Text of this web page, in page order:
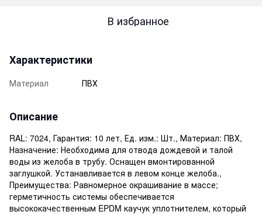
В избранное
Характеристики
Материал ПВХ
Описание
RAL: 7024, Гарантия: 10 лет, Ед. изм.: Шт., Материал: ПВХ,
Назначение: Необходима для отвода дождевой и талой
воды из желоба в трубу. Оснащен вмонтированной
заглушкой. Устанавливается в левом конце желоба.,
Преимущества: Равномерное окрашивание в массе;
герметичность системы обеспечивается
высококачественным EPDM каучук уплотнителем, который